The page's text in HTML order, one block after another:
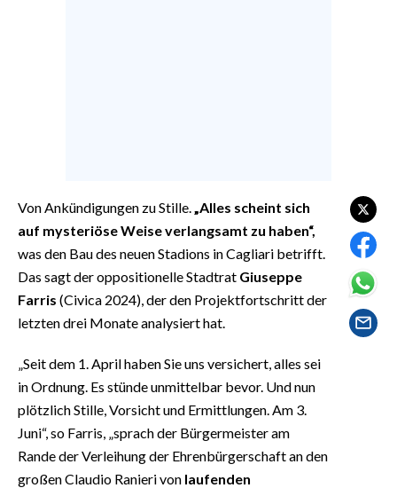
INSULARITÀ
FOTO
VIDEO
INFO AZIENDE
ABBONATI
NECROLOGI
PUBBLICITÀ
Von Ankündigungen zu Stille.
„Alles scheint sich
auf mysteriöse Weise verlangsamt zu haben“,
was den Bau des neuen Stadions in Cagliari betrifft.
Das sagt der oppositionelle Stadtrat Giuseppe
Farris (Civica 2024), der den Projektfortschritt der
letzten drei Monate analysiert hat.
„Seit dem 1. April haben Sie uns versichert, alles sei
in Ordnung. Es stünde unmittelbar bevor. Und nun
plötzlich Stille, Vorsicht und Ermittlungen. Am 3.
Juni“, so Farris, „sprach der Bürgermeister am
Rande der Verleihung der Ehrenbürgerschaft an den
großen Claudio Ranieri von laufenden